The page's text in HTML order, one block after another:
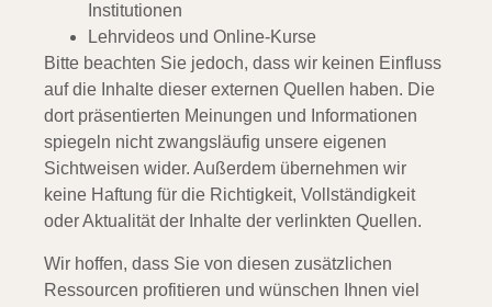
Institutionen
Lehrvideos und Online-Kurse
Bitte beachten Sie jedoch, dass wir keinen Einfluss
auf die Inhalte dieser externen Quellen haben. Die
dort präsentierten Meinungen und Informationen
spiegeln nicht zwangsläufig unsere eigenen
Sichtweisen wider. Außerdem übernehmen wir
keine Haftung für die Richtigkeit, Vollständigkeit
oder Aktualität der Inhalte der verlinkten Quellen.
Wir hoffen, dass Sie von diesen zusätzlichen
Ressourcen profitieren und wünschen Ihnen viel